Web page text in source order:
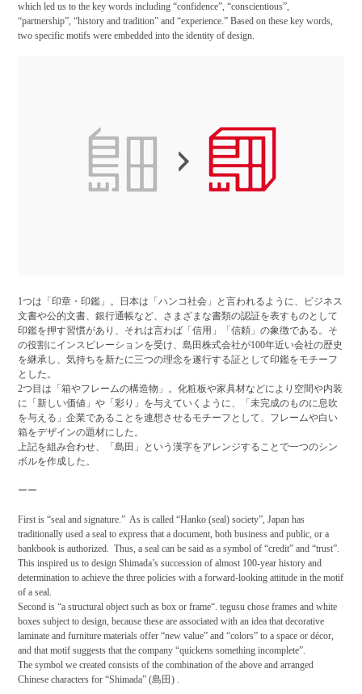
which led us to the key words including “confidence”, “conscientious”,
“partnership”, “history and tradition” and“experience.” Based on these key words,
two specific motifs were embedded into the identity of design.
1つは 「印章・印鑑」 。日本は「ハンコ社会」と言われるように、ビジネス
文書や公的文書、銀行通帳など、さまざまな書類の認証を表すものとして
印鑑を押す習慣があり、それは言わば「信用」「信頼」の象徴である。そ
の役割にインスピレーションを受け、島田株式会社が100年近い会社の歴史
を継承し、気持ちを新たに三つの理念を遂行する証として印鑑をモチーフ
とした。
2つ目は 「箱やフレームの構造物」 。化粧板や家具材などにより空間や内装
に「新しい価値」や「彩り」を与えていくように、「未完成のものに息吹
を与える」企業であることを連想させるモチーフとして、フレームや白い
箱をデザインの題材にした。
上記を組み合わせ、「島田」という漢字をアレンジすることで一つのシン
ボルを作成した。
ーー
First is “seal and signature.” As is called “Hanko (seal) society”, Japan has
traditionally used a seal to express that a document, both business and public, or a
bankbook is authorized. Thus, a seal can be said as a symbol of “credit” and “trust”.
This inspired us to design Shimada’s succession of almost 100-year history and
determination to achieve the three policies with a forward-looking attitude in the motif
of a seal.
Second is“a structural object such as box or frame“. tegusu chose frames and white
boxes subject to design, because these are associated with an idea that decorative
laminate and furniture materials offer “new value” and “colors” to a space or décor,
and that motif suggests that the company “quickens something incomplete”.
The symbol we created consists of the combination of the above and arranged
Chinese characters for “Shimada” (島田) .